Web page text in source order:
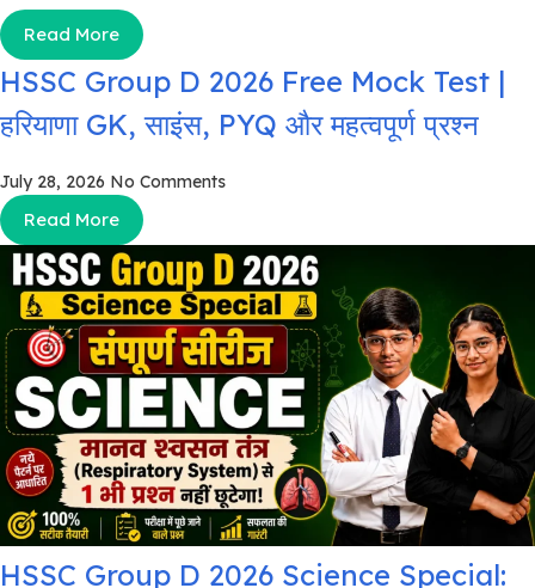
Read More
HSSC Group D 2026 Free Mock Test |
हरियाणा GK, साइंस, PYQ और महत्वपूर्ण प्रश्न
July 28, 2026 No Comments
Read More
HSSC Group D 2026 Science Special: